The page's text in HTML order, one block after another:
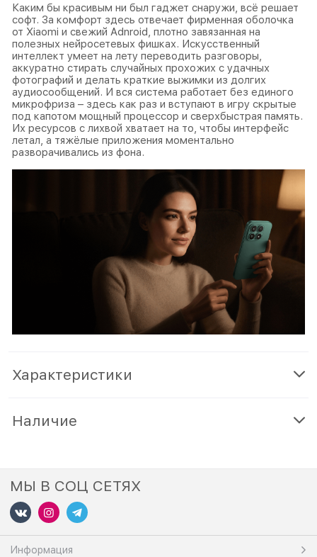
Каким бы красивым ни был гаджет снаружи, всё решает
софт. За комфорт здесь отвечает фирменная оболочка
от Xiaomi и свежий Adnroid, плотно завязанная на
полезных нейросетевых фишках. Искусственный
интеллект умеет на лету переводить разговоры,
аккуратно стирать случайных прохожих с удачных
фотографий и делать краткие выжимки из долгих
аудиосообщений. И вся система работает без единого
микрофриза – здесь как раз и вступают в игру скрытые
под капотом мощный процессор и сверхбыстрая память.
Их ресурсов с лихвой хватает на то, чтобы интерфейс
летал, а тяжёлые приложения моментально
разворачивались из фона.
Характеристики
Наличие
МЫ В СОЦ СЕТЯХ
Информация